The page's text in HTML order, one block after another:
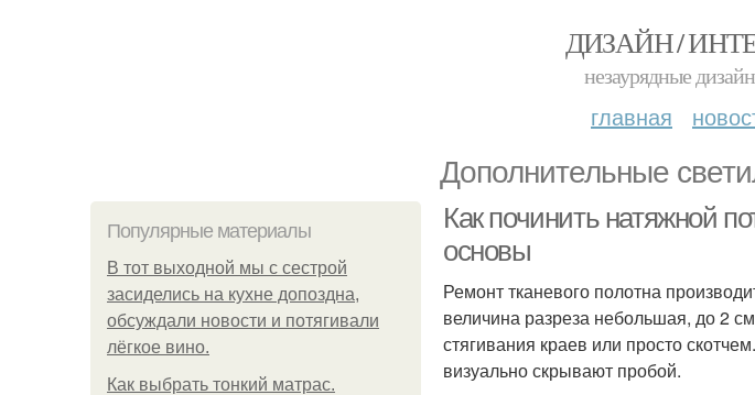
ДИЗАЙН /
незаурядные
главная
Дополнительные
Популярные материалы
В тот выходной мы с сестрой
засиделись на кухне допоздна,
обсуждали новости и потягивали
лёгкое вино.
Как выбрать тонкий матрас.
Как починить натяжной
основы
Ремонт тканевого полотна
величина разреза небольшая, до 2
стягивания краев или просто
визуально скрывают пробой.